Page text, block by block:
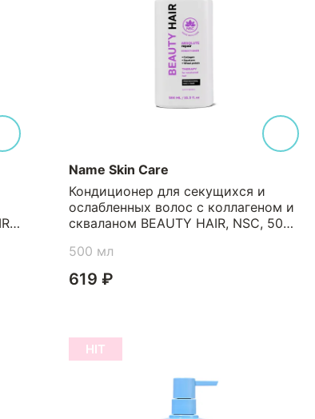
Name Skin Care
Кондиционер для секущихся и
ослабленных волос с коллагеном и
скваланом BEAUTY HAIR, NSC, 500
500 мл
619 ₽
HIT